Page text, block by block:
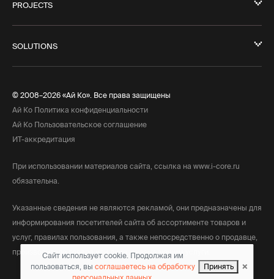
PROJECTS
SOLUTIONS
© 2008–2026 «Ай Ко». Все права защищены
Ай Ко Политика конфиденциальности
Ай Ко Пользовательское соглашение
ИТ-аккредитация
При использовании материалов сайта, ссылка на www.i-core.ru
обязательна.
Указанные сведения не являются рекламой, они предназначены для
информирования посетителей сайта об ассортименте товаров и
услуг, правилах пользования, а также непосредственно о продавце,
производителе товара или лице, оказывающим услуги.
Сайт использует cookie. Продолжая им
пользоваться, вы соглашаетесь на обработку
Принять ×